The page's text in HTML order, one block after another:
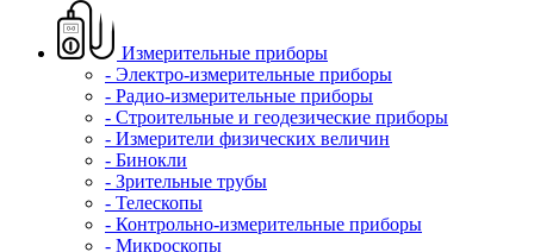
Измерительные приборы
- Электро-измерительные приборы
- Радио-измерительные приборы
- Строительные и геодезические приборы
- Измерители физических величин
- Бинокли
- Зрительные трубы
- Телескопы
- Контрольно-измерительные приборы
- Микроскопы